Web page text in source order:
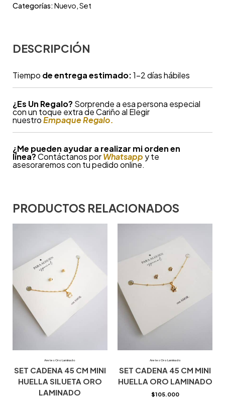
Categorías:Nuevo,Set
DESCRIPCIÓN
Tiempo de entrega estimado:1-2 días hábiles
¿Es Un Regalo? Sorprende a esa persona especial
con un toque extra de Cariño al Elegir
nuestroEmpaque Regalo.
¿Me pueden ayudar a realizar mi orden en
línea?Contáctanos por Whatsapp y te
asesoraremos con tu pedido online.
PRODUCTOS RELACIONADOS
Aretes Oro Laminado
SET CADENA 45 CM MINI
HUELLA SILUETA ORO
LAMINADO
Aretes Oro Laminado
SET CADENA 45 CM MINI
HUELLA ORO LAMINADO
$105.000